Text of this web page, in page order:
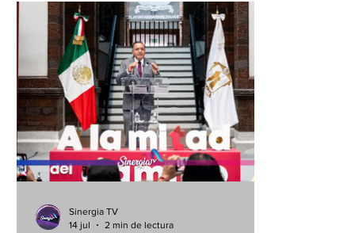
Sinergia TV
14 jul
2 min de lectura